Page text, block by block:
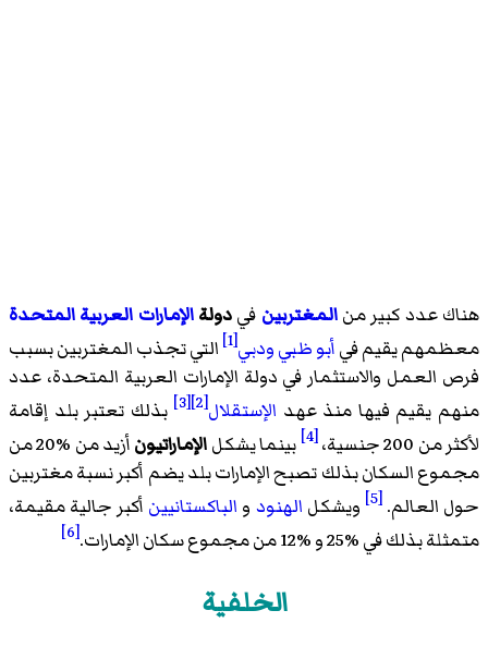
هناك عدد كبير منالمغتربين فيدولةالإمارات العربية المتحدة
معظمهم يقيم فيأبو ظبيودبي[1]
التي تجذب المغتربين بسبب
فرص العمل والاستثمار في دولة الإمارات العربية المتحدة، عدد
منهم يقيم فيها منذ عهد الإستقلال[2]
[3]
بذلك تعتبر بلد إقامة
لأكثر من 200 جنسية،
[4] بينما يشكلالإماراتيون
أزيد من %20 من
مجموع السكان بذلك تصبح الإمارات بلد يضم أكبر نسبة مغتربين
حول العالم.[5] ويشكل الهنود و الباكستانيين أكبر جالية مقيمة،
متمثلة بذلك في %25 و %12 من مجموع سكان الإمارات.
[6]
الخلفية